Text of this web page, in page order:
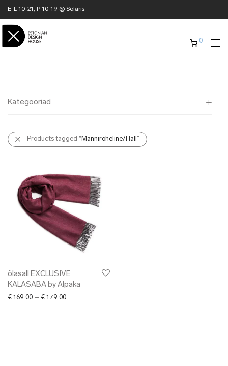
E-L 10-21, P 10-19 @ Solaris
0
Kategooriad
Kõik
✖ KODU
✖ AKSESSUAARID
✖ KINGITUSED
✖ ONLY @ EDH
✖ MUU
✖ LÕPUMÜÜK
Products tagged “Männiroheline/Hall”
õlasall EXCLUSIVE
KALASABA by Alpaka
€ 169.00 – € 179.00Price range: € 169.00 through € 179.00